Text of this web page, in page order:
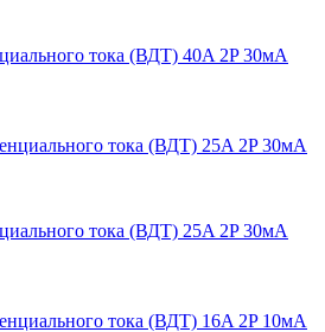
тока (ВДТ) 40A 2P 30мА
тока (ВДТ) 25A 2P 30мА